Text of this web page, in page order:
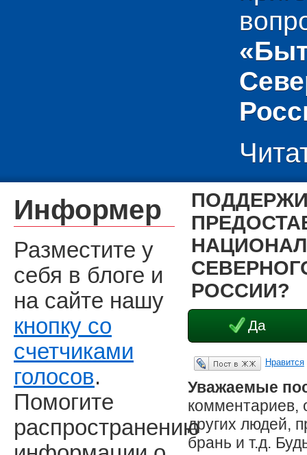
РОССИИ?
Да
Опубликовать в ЖЖ Нравится
Уважаемые
комментариев,
других людей,
брань и т.д.
Информер
Разместите у
себя в блоге и
на сайте нашу
кнопку со
счетчиками
голосов.
Помогите
распространению